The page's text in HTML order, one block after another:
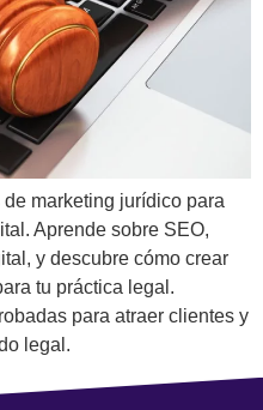
marketing jurídico para
Aprende sobre SEO,
y descubre cómo crear
tu práctica legal.
para atraer clientes y
legal.